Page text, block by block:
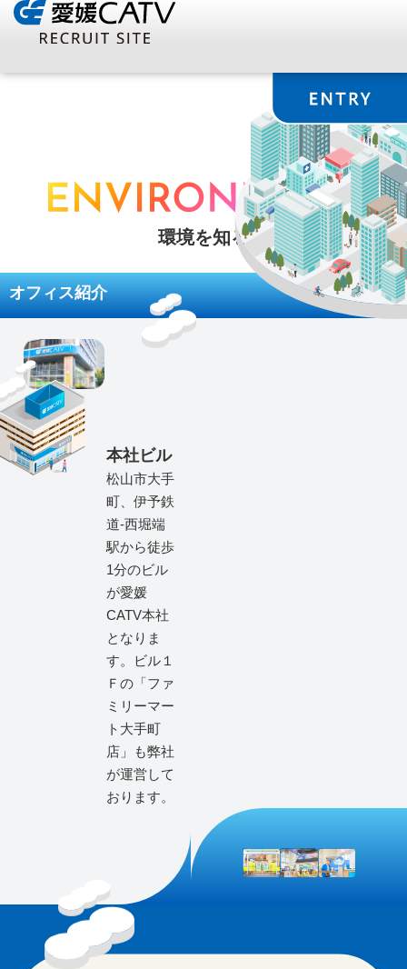
環境を知る
オフィス紹介
本社ビル
松山市大手
町、伊予鉄
道-西堀端
駅から徒歩
1分のビル
が愛媛
CATV本社
となりま
す。ビル１
Ｆの「ファ
ミリーマー
ト大手町
店」も弊社
が運営して
おります。